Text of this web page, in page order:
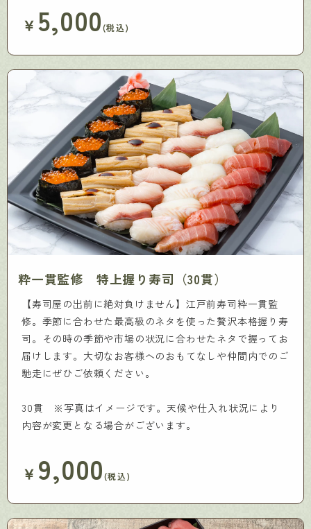
￥5,000(税込)
粋一貫監修 特上握り寿司（30貫）
【寿司屋の出前に絶対負けません】江戸前寿司粋一貫監
修。季節に合わせた最高級のネタを使った贅沢本格握り寿
司。その時の季節や市場の状況に合わせたネタで握ってお
届けします。大切なお客様へのおもてなしや仲間内でのご
馳走にぜひご依頼ください。
30貫 ※写真はイメージです。天候や仕入れ状況により
内容が変更となる場合がございます。
￥ 9,000(税込)